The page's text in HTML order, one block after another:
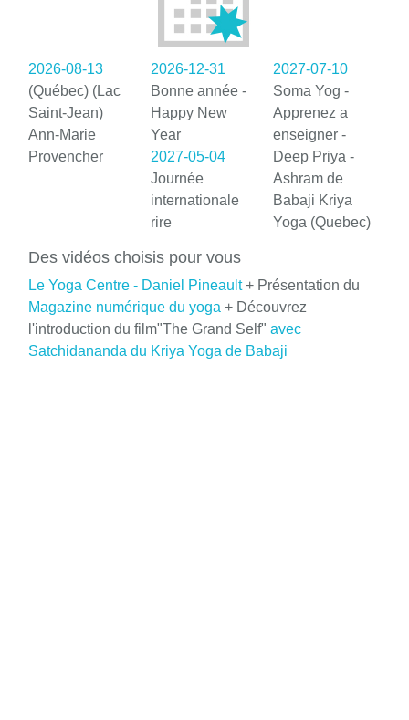
2026-08-13
(Québec) (Lac
Saint-Jean)
Ann-Marie
Provencher
2026-12-31
Bonne année -
Happy New
Year
2027-05-04
Journée
internationale
rire
2027-07-10
Soma Yog -
Apprenez a
enseigner -
Deep Priya -
Ashram de
Babaji Kriya
Yoga (Quebec)
Des vidéos choisis pour vous
Le Yoga Centre - Daniel Pineault+ Présentation du
Magazine numérique du yoga + Découvrez
l'introduction du film"The Grand Self" avec
Satchidananda du Kriya Yoga de Babaji